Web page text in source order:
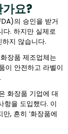
요?
의 승인을 받거
다. 하지만 실제로
지 않습니다.
장품 제조업체는
이 안전하고 라벨이
화장품 기업에 대
항을 도입했다. 이
, 흔히 ‘화장품에